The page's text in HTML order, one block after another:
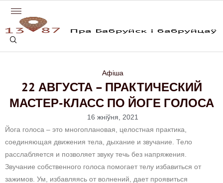
Афіша
22 АВГУСТА – ПРАКТИЧЕСКИЙ
МАСТЕР-КЛАСС ПО ЙОГЕ ГОЛОСА
16 жніўня, 2021
Йога голоса – это многоплановая, целостная практика,
соединяющая движения тела, дыхание и звучание. Тело
расслабляется и позволяет звуку течь без напряжения.
Звучание собственного голоса помогает телу избавиться от
зажимов. Ум, избавляясь от волнений, дает проявиться